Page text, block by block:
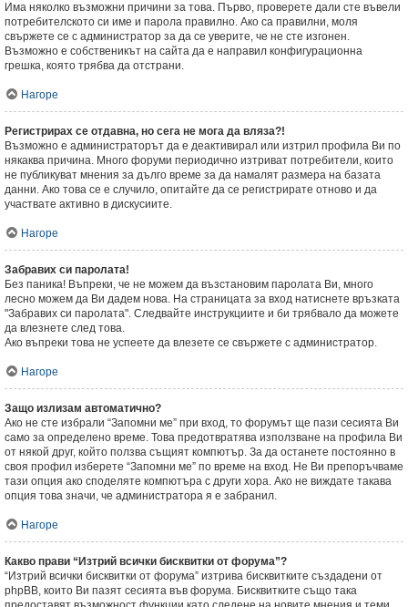
Има няколко възможни причини за това. Първо, проверете дали сте въвели
потребителското си име и парола правилно. Ако са правилни, моля
свържете се с администратор за да се уверите, че не сте изгонен.
Възможно е собственикът на сайта да е направил конфигурационна
грешка, която трябва да отстрани.
Нагоре
Регистрирах се отдавна, но сега не мога да вляза?!
Възможно е администраторът да е деактивирал или изтрил профила Ви по
някаква причина. Много форуми периодично изтриват потребители, които
не публикуват мнения за дълго време за да намалят размера на базата
данни. Ако това се е случило, опитайте да се регистрирате отново и да
участвате активно в дискусиите.
Нагоре
Забравих си паролата!
Без паника! Въпреки, че не можем да възстановим паролата Ви, много
лесно можем да Ви дадем нова. На страницата за вход натиснете връзката
"Забравих си паролата". Следвайте инструкциите и би трябвало да можете
да влезнете след това.
Ако въпреки това не успеете да влезете се свържете с администратор.
Нагоре
Защо излизам автоматично?
Ако не сте избрали “Запомни ме” при вход, то форумът ще пази сесията Ви
само за определено време. Това предотвратява използване на профила Ви
от някой друг, който ползва същият компютър. За да останете постоянно в
своя профил изберете “Запомни ме” по време на вход. Не Ви препоръчваме
тази опция ако споделяте компютъра с други хора. Ако не виждате такава
опция това значи, че администратора я е забранил.
Нагоре
Какво прави “Изтрий всички бисквитки от форума”?
“Изтрий всички бисквитки от форума” изтрива бисквитките създадени от
phpBB, които Ви пазят сесията във форума. Бисквитките също така